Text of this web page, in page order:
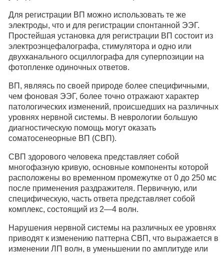
Для регистрации ВП можно использовать те же
электроды, что и для регистрации спонтанной ЭЭГ.
Простейшая установка для регистрации ВП состоит из
электроэнцефалографа, стимулятора и одно или
двухканального осциллографа для суперпозиции на
фотопленке одиночных ответов.
ВП, являясь по своей природе более специфичными,
чем фоновая ЭЭГ, более точно отражают характер
патологических изменений, происшедших на различных
уровнях нервной системы. В неврологии большую
диагностическую помощь могут оказать
соматосенеорные ВП (СВП).
СВП здорового человека представляет собой
многофазную кривую, основные компоненты которой
расположены во временном промежутке от 0 до 250 мс
после применения раздражителя. Первичную, или
специфическую, часть ответа представляет собой
комплекс, состоящий из 2—4 волн.
Нарушения нервной системы на различных ее уровнях
приводят к изменению паттерна СВП, что выражается в
изменении ЛП волн, в уменьшении по амплитуде или